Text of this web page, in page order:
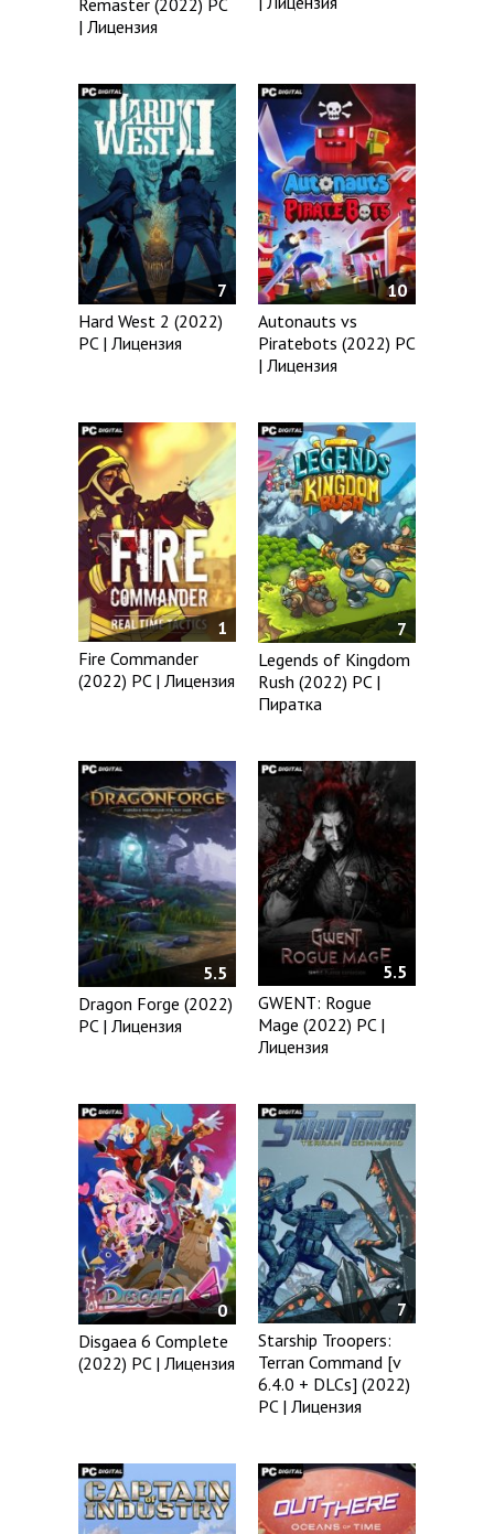
Remaster (2022) PC
| Лицензия
7
Hard West 2 (2022)
PC | Лицензия
10
Autonauts vs
Piratebots (2022) PC
| Лицензия
1
Fire Commander
(2022) PC | Лицензия
7
Legends of Kingdom
Rush (2022) PC |
Пиратка
5.5
Dragon Forge (2022)
PC | Лицензия
5.5
GWENT: Rogue
Mage (2022) PC |
Лицензия
0
Disgaea 6 Complete
(2022) PC | Лицензия
7
Starship Troopers:
Terran Command [v
6.4.0 + DLCs] (2022)
PC | Лицензия